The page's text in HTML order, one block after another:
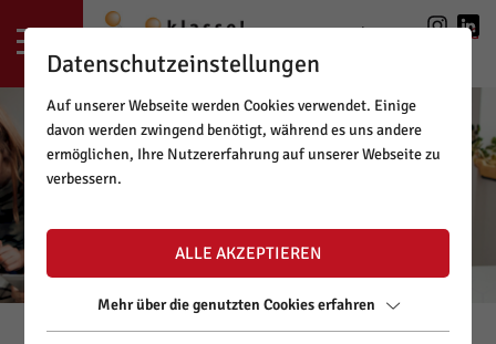
LOGIN|REGISTRIERUNG
Datenschutzeinstellungen
Auf unserer Webseite werden Cookies verwendet. Einige
davon werden zwingend benötigt, während es uns andere
ermöglichen, Ihre Nutzererfahrung auf unserer Webseite zu
verbessern.
ALLE AKZEPTIEREN
Mehr über die genutzten Cookies erfahren